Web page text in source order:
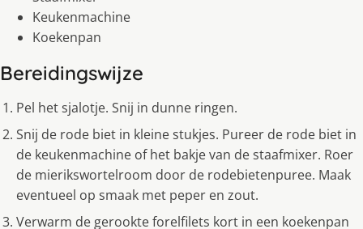
Keukenmachine
Koekenpan
Bereidingswijze
Pel het sjalotje. Snij in dunne ringen.
Snij de rode biet in kleine stukjes. Pureer de rode biet in
de keukenmachine of het bakje van de staafmixer. Roer
de mierikswortelroom door de rodebietenpuree. Maak
eventueel op smaak met peper en zout.
Verwarm de gerookte forelfilets kort in een koekenpan